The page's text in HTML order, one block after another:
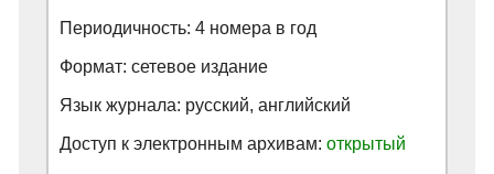
Периодичность: 4 номера в год
Формат: сетевое издание
Язык журнала: русский, английский
Доступ к электронным архивам: открытый